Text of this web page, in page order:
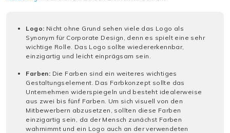
Logo: Nicht ohne Grund sehen viele das Logo als
Synonym für Corporate Design, denn es spielt eine sehr
wichtige Rolle. Das Logo sollte wiedererkennbar,
einzigartig und leicht einprägsam sein.
Farben: Die Farben sind ein weiteres wichtiges
Gestaltungselement. Das Farbkonzept sollte das
Unternehmen widerspiegeln und besteht idealerweise
aus zwei bis fünf Farben. Um sich visuell von den
Mitbewerbern abzusetzen, sollten diese Farben
einzigartig sein, da der Mensch zunächst Farben
wahrnimmt und ein Logo auch an der verwendeten